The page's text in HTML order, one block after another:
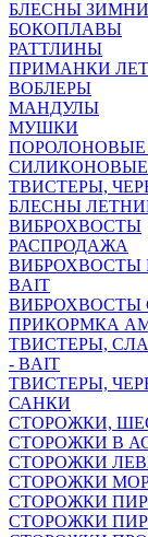
БЛЕСНЫ
БОКОПЛАВЫ
РАТТЛИНЫ
ПРИМАНКИ
ВОБЛЕРЫ
МАНДУЛЫ
МУШКИ
ПОРОЛОНОВЫЕ
ТВИСТЕРЫ,
БЛЕСНЫ
ВИБРОХВОСТЫ
РАСПРОДАЖА
ВИБРОХВОСТЫ
BAIT
ВИБРОХВОСТЫ
ПРИКОРМКА
ТВИСТЕРЫ,
- BAIT
ТВИСТЕРЫ,
САНКИ
СТОРОЖКИ,
СТОРОЖКИ В
СТОРОЖКИ
СТОРОЖКИ
СТОРОЖКИ
СТОРОЖКИ